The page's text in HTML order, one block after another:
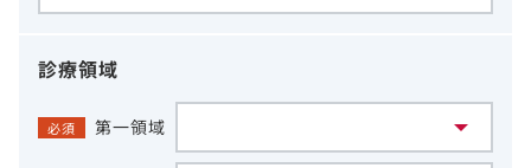
診療領域
必須 第一領域